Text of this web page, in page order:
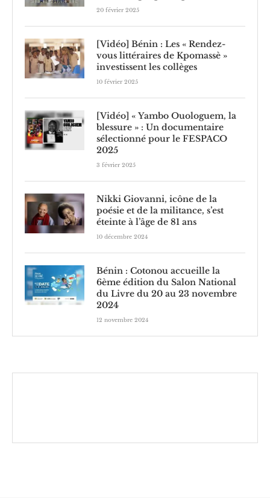
20 février 2025
[Vidéo] Bénin : Les « Rendez-
vous littéraires de Kpomassè »
investissent les collèges
10 février 2025
[Vidéo] « Yambo Ouologuem, la
blessure » : Un documentaire
sélectionné pour le FESPACO
2025
3 février 2025
Nikki Giovanni, icône de la
poésie et de la militance, s’est
éteinte à l’âge de 81 ans
10 décembre 2024
Bénin : Cotonou accueille la
6ème édition du Salon National
du Livre du 20 au 23 novembre
2024
12 novembre 2024